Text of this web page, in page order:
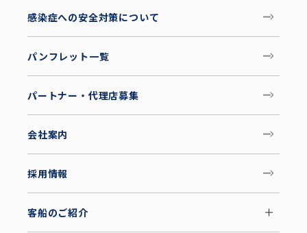
感染症への安全対策について
パンフレット一覧
パートナー・代理店募集
会社案内
採用情報
客船のご紹介